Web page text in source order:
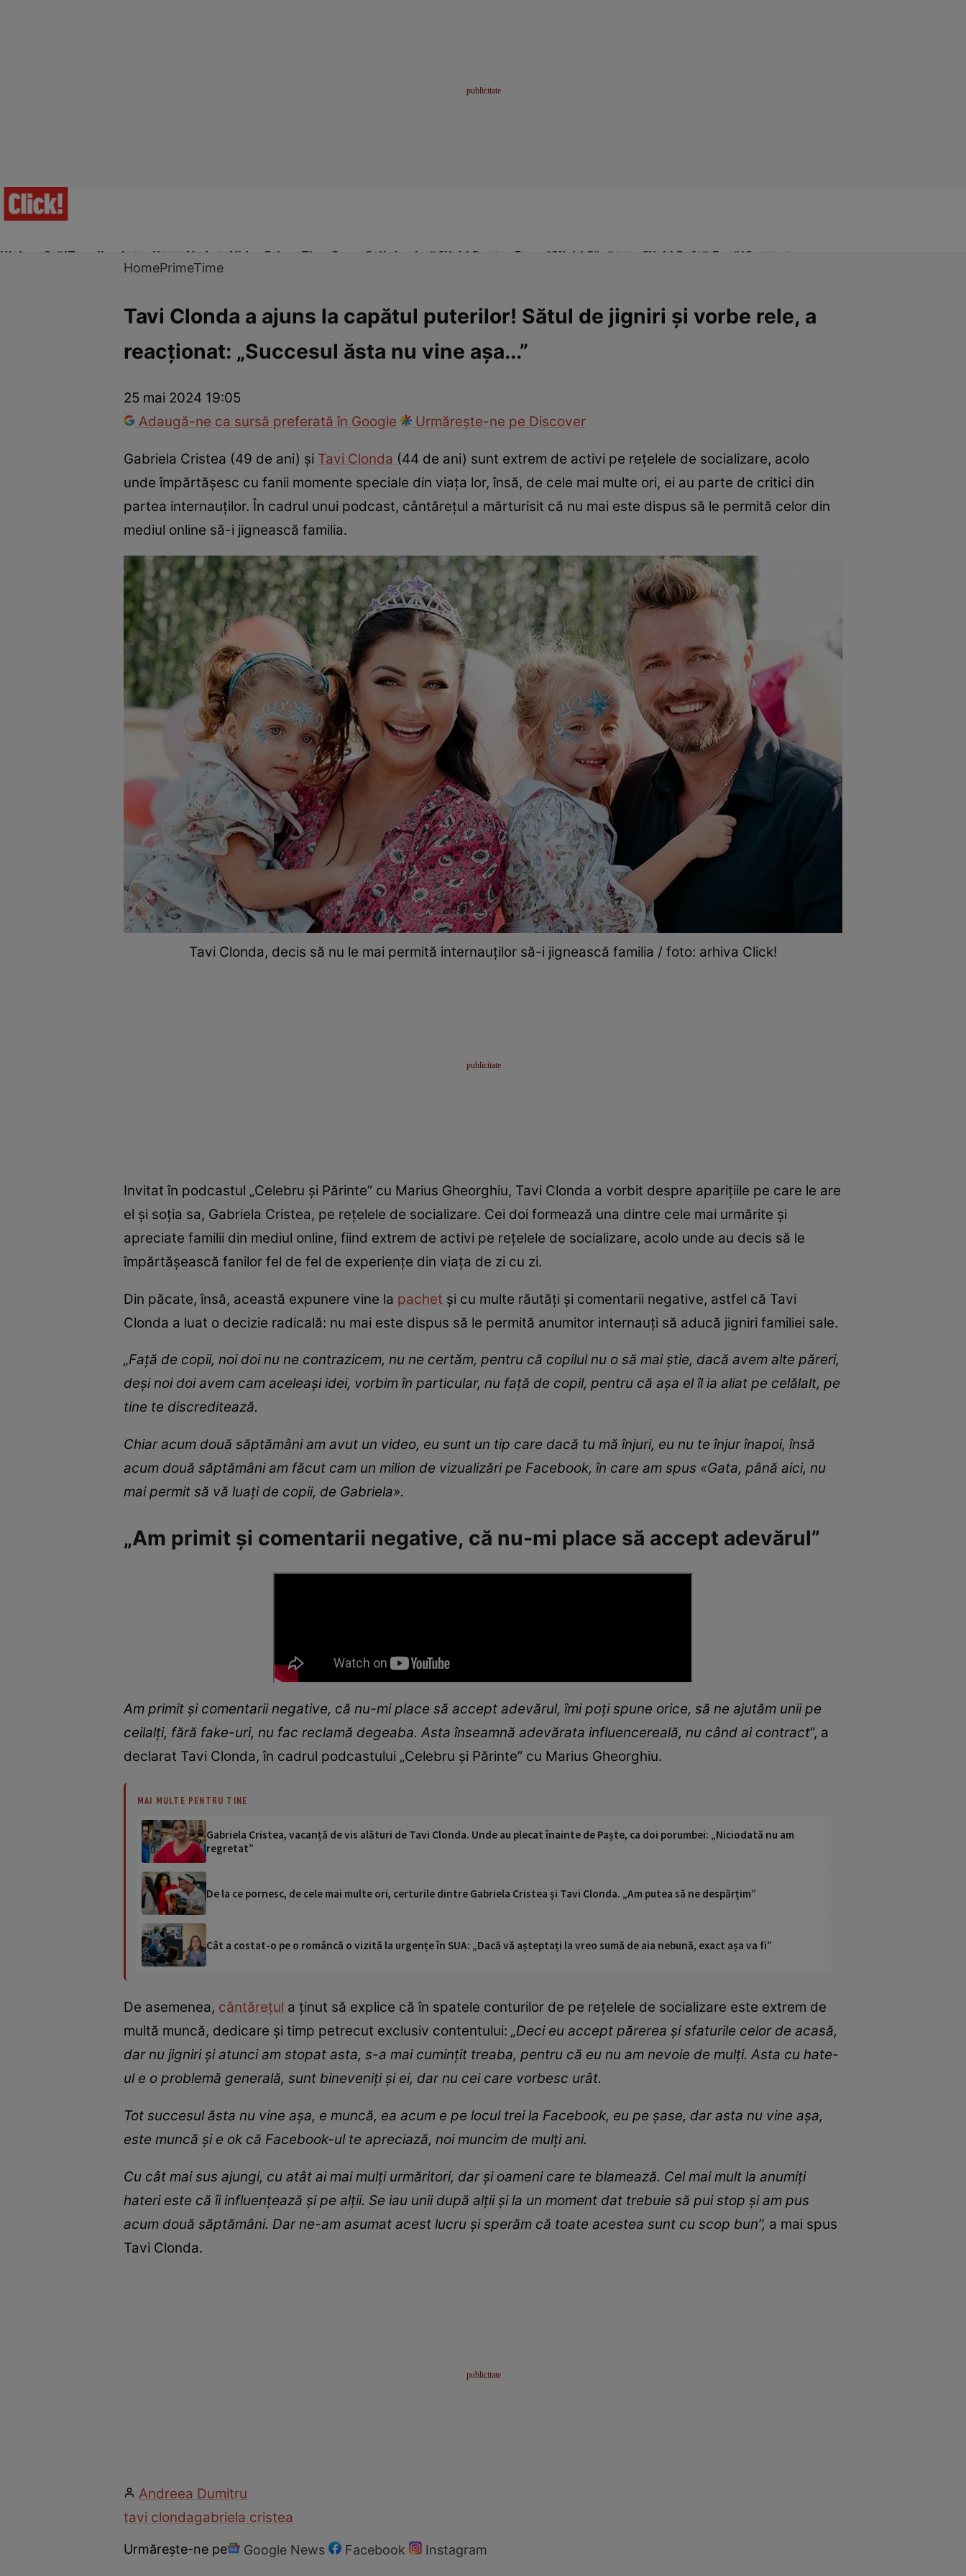
Ultima Oră!Trending Actualitate Vedete Video Prime Time SportStil de viațăClick! Pentru FemeiClick! Sănătate Click! Poftă Bună!Contact
Românii au talentSurvivor RomâniaChefi la cuțiteEurovison
HomePrimeTime
Tavi Clonda a ajuns la capătul puterilor! Sătul de jigniri și vorbe rele, a
reacționat: „Succesul ăsta nu vine așa...”
25 mai 2024 19:05
Adaugă-ne ca sursă preferată în Google
Urmărește-ne pe Discover
Gabriela Cristea (49 de ani) și Tavi Clonda (44 de ani) sunt extrem de activi pe rețelele de socializare, acolo
unde împărtășesc cu fanii momente speciale din viața lor, însă, de cele mai multe ori, ei au parte de critici din
partea internauților. În cadrul unui podcast, cântărețul a mărturisit că nu mai este dispus să le permită celor din
mediul online să-i jignească familia.
Tavi Clonda, decis să nu le mai permită internauților să-i jignească familia / foto: arhiva Click!
Invitat în podcastul „Celebru și Părinte” cu Marius Gheorghiu, Tavi Clonda a vorbit despre aparițiile pe care le are
el și soția sa, Gabriela Cristea, pe rețelele de socializare. Cei doi formează una dintre cele mai urmărite și
apreciate familii din mediul online, fiind extrem de activi pe rețelele de socializare, acolo unde au decis să le
împărtășească fanilor fel de fel de experiențe din viața de zi cu zi.
Din păcate, însă, această expunere vine la pachet și cu multe răutăți și comentarii negative, astfel că Tavi
Clonda a luat o decizie radicală: nu mai este dispus să le permită anumitor internauți să aducă jigniri familiei sale.
„Față de copii, noi doi nu ne contrazicem, nu ne certăm, pentru că copilul nu o să mai știe, dacă avem alte păreri,
deși noi doi avem cam aceleași idei, vorbim în particular, nu față de copil, pentru că așa el îl ia aliat pe celălalt, pe
tine te discreditează.
Chiar acum două săptămâni am avut un video, eu sunt un tip care dacă tu mă înjuri, eu nu te înjur înapoi, însă
acum două săptămâni am făcut cam un milion de vizualizări pe Facebook, în care am spus «Gata, până aici, nu
mai permit să vă luați de copii, de Gabriela».
„Am primit și comentarii negative, că nu-mi place să accept adevărul”
Am primit și comentarii negative, că nu-mi place să accept adevărul, îmi poți spune orice, să ne ajutăm unii pe
ceilalți, fără fake-uri, nu fac reclamă degeaba. Asta înseamnă adevărata influencereală, nu când ai contract”, a
declarat Tavi Clonda, în cadrul podcastului „Celebru și Părinte” cu Marius Gheorghiu.
MAI MULTE PENTRU TINE
Gabriela Cristea, vacanță de vis alături de Tavi Clonda. Unde au plecat înainte de Paște, ca doi porumbei: „Niciodată nu am
regretat”
De la ce pornesc, de cele mai multe ori, certurile dintre Gabriela Cristea și Tavi Clonda. „Am putea să ne despărțim”
Cât a costat-o pe o româncă o vizită la urgențe în SUA: „Dacă vă așteptați la vreo sumă de aia nebună, exact așa va fi”
De asemenea, cântărețul a ținut să explice că în spatele conturilor de pe rețelele de socializare este extrem de
multă muncă, dedicare și timp petrecut exclusiv contentului: „Deci eu accept părerea și sfaturile celor de acasă,
dar nu jigniri și atunci am stopat asta, s-a mai cumințit treaba, pentru că eu nu am nevoie de mulți. Asta cu hate-
ul e o problemă generală, sunt bineveniți și ei, dar nu cei care vorbesc urât.
Tot succesul ăsta nu vine așa, e muncă, ea acum e pe locul trei la Facebook, eu pe șase, dar asta nu vine așa,
este muncă și e ok că Facebook-ul te apreciază, noi muncim de mulți ani.
Cu cât mai sus ajungi, cu atât ai mai mulți urmăritori, dar și oameni care te blamează. Cel mai mult la anumiți
hateri este că îi influențează și pe alții. Se iau unii după alții și la un moment dat trebuie să pui stop și am pus
acum două săptămâni. Dar ne-am asumat acest lucru și sperăm că toate acestea sunt cu scop bun”, a mai spus
Tavi Clonda.
Andreea Dumitru
tavi clondagabriela cristea
Urmărește-ne pe Google News Facebook Instagram